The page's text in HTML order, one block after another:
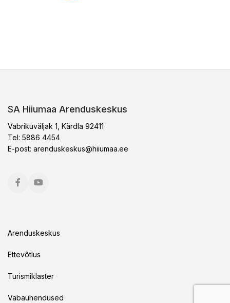
SA Hiiumaa Arenduskeskus
Vabrikuväljak 1, Kärdla 92411
Tel: 5886 4454
E-post: arenduskeskus@hiiumaa.ee
Arenduskeskus
Ettevõtlus
Turismiklaster
Vabaühendused